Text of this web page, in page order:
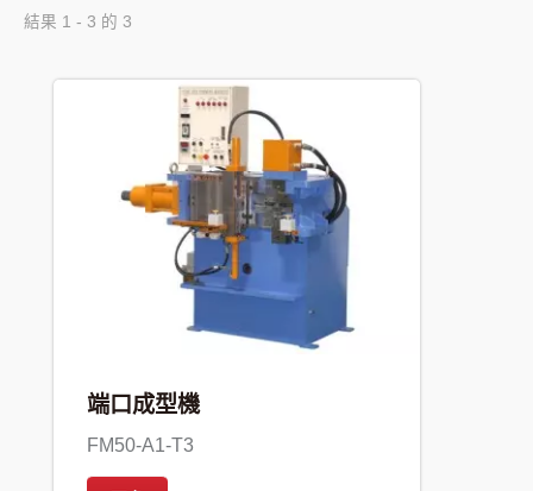
結果 1 - 3 的 3
端口成型機
FM50-A1-T3